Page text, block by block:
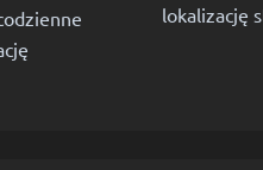
lokalizację